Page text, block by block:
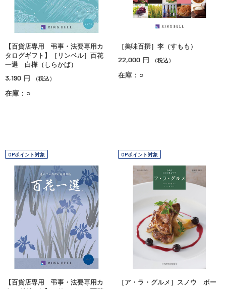
【百貨店専用 弔事・法要専用カ
タログギフト】［リンベル］百花
一選 白樺（しらかば）
3,190 円 （税込）
在庫：○
［美味百撰］李（すもも）
22,000 円 （税込）
在庫：○
OPポイント対象
【百貨店専用 弔事・法要専用カ
OPポイント対象
［ア・ラ・グルメ］スノウ ボー